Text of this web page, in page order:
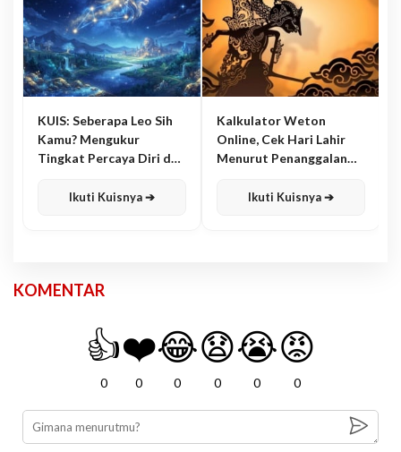
KUIS: Seberapa Leo Sih
Kamu? Mengukur
Tingkat Percaya Diri dan
Ikuti Kuisnya ➔
Kalkulator Weton
Online, Cek Hari Lahir
Menurut Penanggalan
Ikuti Kuisnya ➔
KOMENTAR
👍
0
❤️
0
😂
0
😧
0
😭
0
😡
0